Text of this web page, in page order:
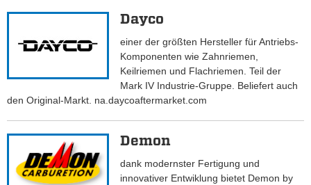
Dayco
einer der größten Hersteller für Antriebs-
Komponenten wie Zahnriemen,
Keilriemen und Flachriemen. Teil der
Mark IV Industrie-Gruppe. Beliefert auch
den Original-Markt. na.daycoaftermarket.com
Demon
dank modernster Fertigung und
innovativer Entwiklung bietet Demon by